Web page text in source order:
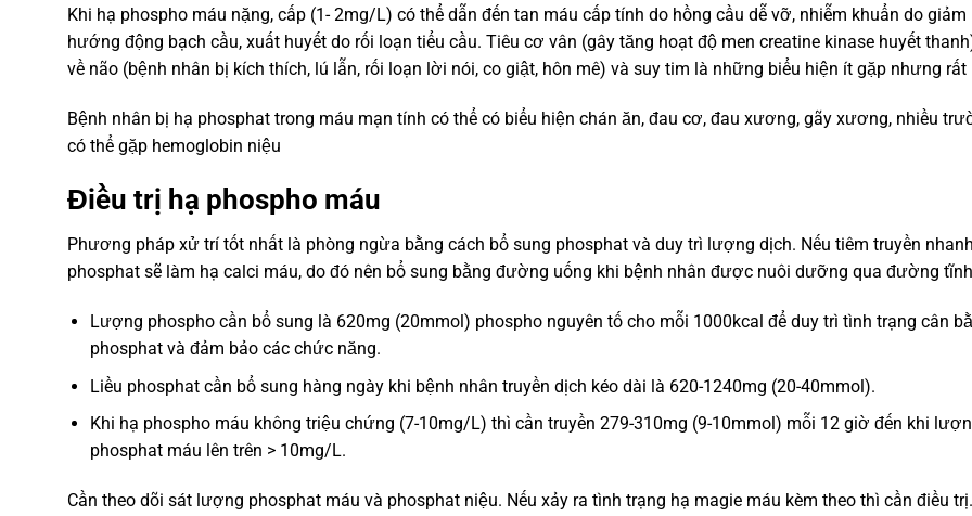
Khi hạ phospho máu nặng, cấp (1- 2mg/L) có thể dẫn đến tan máu cấp tính do hồng cầu dễ vỡ, nhiễm khuẩn do giảm
hướng động bạch cầu, xuất huyết do rối loạn tiểu cầu. Tiêu cơ vân (gây tăng hoạt độ men creatine kinase huyết
về não (bệnh nhân bị kích thích, lú lẫn, rối loạn lời nói, co giật, hôn mê) và suy tim là những biểu hiện ít gặp nhưng rất
Bệnh nhân bị hạ phosphat trong máu mạn tính có thể có biểu hiện chán ăn, đau cơ, đau xương, gãy xương, nhiều
có thể gặp hemoglobin niệu
Điều trị hạ phospho máu
Phương pháp xử trí tốt nhất là phòng ngừa bằng cách bổ sung phosphat và duy trì lượng dịch. Nếu tiêm truyền nhanh
phosphat sẽ làm hạ calci máu, do đó nên bổ sung bằng đường uống khi bệnh nhân được nuôi dưỡng qua đường
Lượng phospho cần bổ sung là 620mg (20mmol) phospho nguyên tố cho mỗi 1000kcal để duy trì tình trạng cân
phosphat và đảm bảo các chức năng.
Liều phosphat cần bổ sung hàng ngày khi bệnh nhân truyền dịch kéo dài là 620-1240mg (20-40mmol).
Khi hạ phospho máu không triệu chứng (7-10mg/L) thì cần truyền 279-310mg (9-10mmol) mỗi 12 giờ đến khi
phosphat máu lên trên > 10mg/L.
Cần theo dõi sát lượng phosphat máu và phosphat niệu. Nếu xảy ra tình trạng hạ magie máu kèm theo thì cần điều